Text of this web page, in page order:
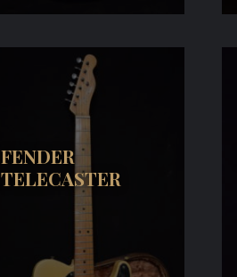
FENDER
TELECASTER